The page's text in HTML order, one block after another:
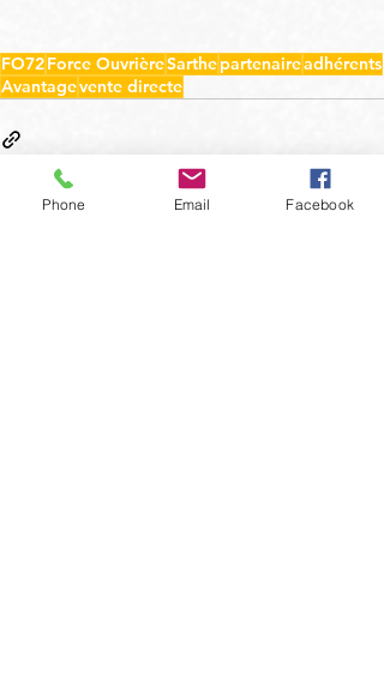
FO72Force OuvrièreSarthepartenaireadhérents
Avantagevente directe
Phone Email Facebook